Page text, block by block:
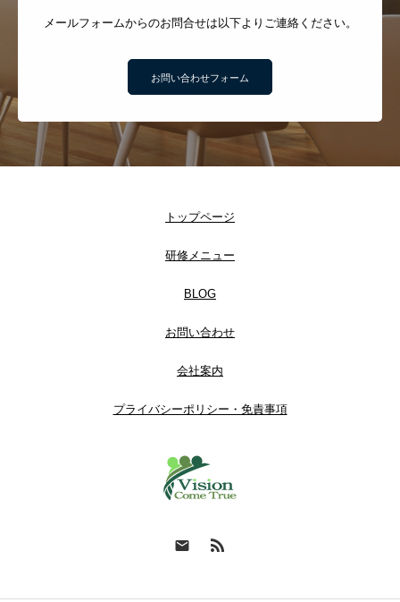
メールフォームからのお問合せは以下よりご連絡ください。
お問い合わせフォーム
トップページ
研修メニュー
BLOG
お問い合わせ
会社案内
プライバシーポリシー・免責事項